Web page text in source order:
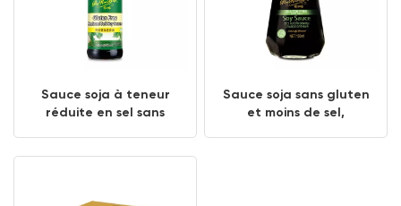
Sauce soja à teneur
réduite en sel sans
Sauce soja sans gluten
et moins de sel,